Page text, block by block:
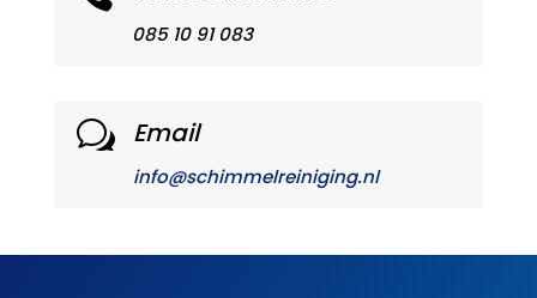
085 10 91 083
w Email
info@schimmelreiniging.nl